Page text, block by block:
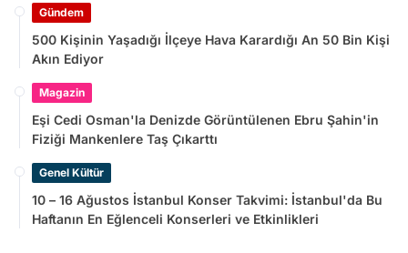
Gündem
500 Kişinin Yaşadığı İlçeye Hava Karardığı An 50 Bin Kişi
Akın Ediyor
Magazin
Eşi Cedi Osman'la Denizde Görüntülenen Ebru Şahin'in
Fiziği Mankenlere Taş Çıkarttı
Genel Kültür
10 – 16 Ağustos İstanbul Konser Takvimi: İstanbul'da Bu
Haftanın En Eğlenceli Konserleri ve Etkinlikleri